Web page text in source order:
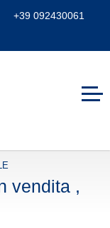
+39 092430061
vendita ,